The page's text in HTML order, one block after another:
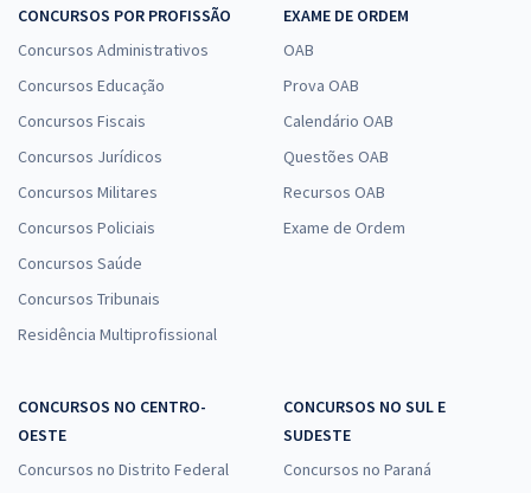
CONCURSOS POR PROFISSÃO
Concursos Administrativos
Concursos Educação
Concursos Fiscais
Concursos Jurídicos
Concursos Militares
Concursos Policiais
Concursos Saúde
Concursos Tribunais
Residência Multiprofissional
EXAME DE ORDEM
OAB
Prova OAB
Calendário OAB
Questões OAB
Recursos OAB
Exame de Ordem
CONCURSOS NO CENTRO-
OESTE
Concursos no Distrito Federal
CONCURSOS NO SUL E
SUDESTE
Concursos no Paraná